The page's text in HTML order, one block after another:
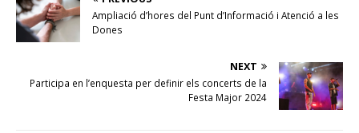
Ampliació d’hores del Punt d’Informació i Atenció a les
Dones
NEXT
Participa en l’enquesta per definir els concerts de la
Festa Major 2024